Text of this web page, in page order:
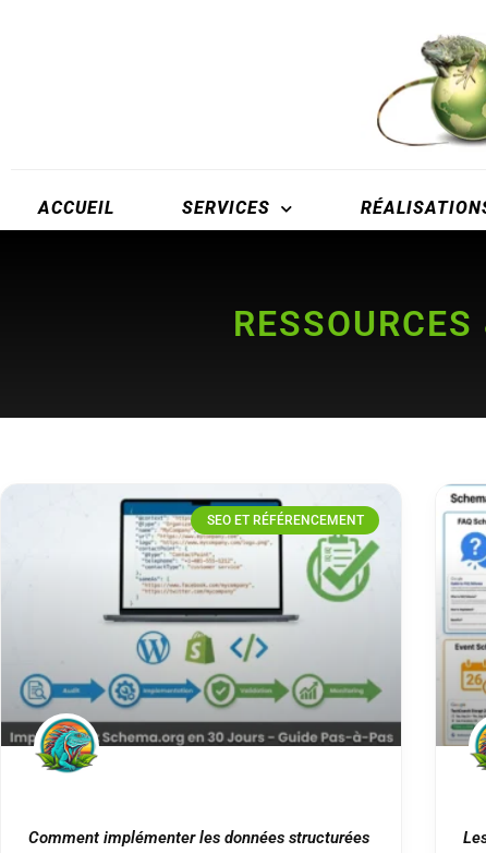
ACCUEIL SERVICES
SEO ET RÉFÉRENCEMENT
Comment implémenter les données structurées